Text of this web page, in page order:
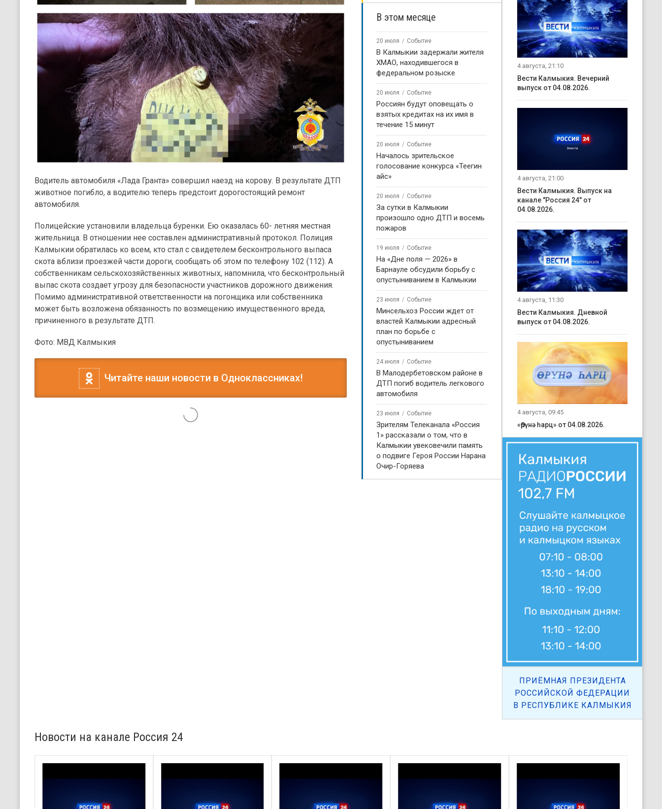
Водитель автомобиля «Лада Гранта» совершил наезд на корову. В результате ДТП
животное погибло, а водителю теперь предстоит дорогостоящий ремонт
автомобиля.
Полицейские установили владельца буренки. Ею оказалась 60- летняя местная
жительница. В отношении нее составлен административный протокол. Полиция
Калмыкии обратилась ко всем, кто стал с свидетелем бесконтрольного выпаса
скота вблизи проезжей части дороги, сообщать об этом по телефону 102 (112). А
собственникам сельскохозяйственных животных, напомнила, что бесконтрольный
выпас скота создает угрозу для безопасности участников дорожного движения.
Помимо административной ответственности на погонщика или собственника
может быть возложена обязанность по возмещению имущественного вреда,
причиненного в результате ДТП.
Фото: МВД Калмыкия
Читайте наши новости в Одноклассниках!
В этом месяце
20 июля Событие
В Калмыкии задержали жителя
ХМАО, находившегося в
федеральном розыске
20 июля Событие
Россиян будут оповещать о
взятых кредитах на их имя в
течение 15 минут
20 июля Событие
Началось зрительское
голосование конкурса «Теегин
айс»
20 июля Событие
За сутки в Калмыкии
произошло одно ДТП и восемь
пожаров
19 июля Событие
На «Дне поля — 2026» в
Барнауле обсудили борьбу с
опустыниванием в Калмыкии
23 июля Событие
Минсельхоз России ждет от
властей Калмыкии адресный
план по борьбе с
опустыниванием
24 июля Событие
В Малодербетовском районе в
ДТП погиб водитель легкового
автомобиля
23 июля Событие
Зрителям Телеканала «Россия
1» рассказали о том, что в
Калмыкии увековечили память
о подвиге Героя России Нарана
Очир-Горяева
4 августа, 21:10
Вести Калмыкия. Вечерний
выпуск от 04.08.2026.
4 августа, 21:00
Вести Калмыкия. Выпуск на
канале "Россия 24" от
04.08.2026.
4 августа, 11:30
Вести Калмыкия. Дневной
выпуск от 04.08.2026.
4 августа, 09:45
«Өрүнә һарц» от 04.08.2026.
ПРИЁМНАЯ ПРЕЗИДЕНТА
РОССИЙСКОЙ ФЕДЕРАЦИИ
В РЕСПУБЛИКЕ КАЛМЫКИЯ
Новости на канале Россия 24